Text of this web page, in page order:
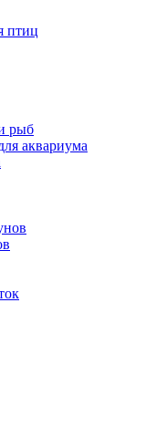
птиц
рыб
аквариума